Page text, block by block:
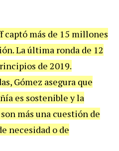
captó más de 15 millones
La última ronda de 12
de 2019.
Gómez asegura que
es sostenible y la
más una cuestión de
necesidad o de